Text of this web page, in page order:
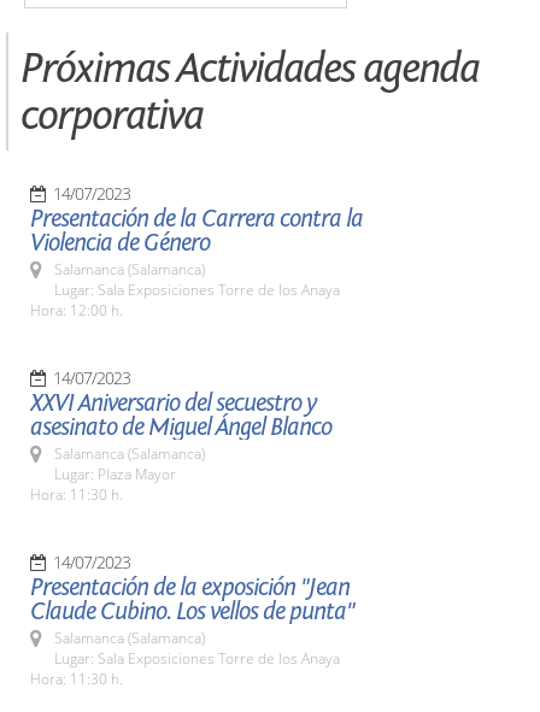
Próximas Actividades agenda
corporativa
14/07/2023
Presentación de la Carrera contra la
Violencia de Género
Salamanca (Salamanca)
Lugar: Sala Exposiciones Torre de los Anaya
Hora: 12:00 h.
14/07/2023
XXVI Aniversario del secuestro y
asesinato de Miguel Ángel Blanco
Salamanca (Salamanca)
Lugar: Plaza Mayor
Hora: 11:30 h.
14/07/2023
Presentación de la exposición "Jean
Claude Cubino. Los vellos de punta"
Salamanca (Salamanca)
Lugar: Sala Exposiciones Torre de los Anaya
Hora: 11:30 h.